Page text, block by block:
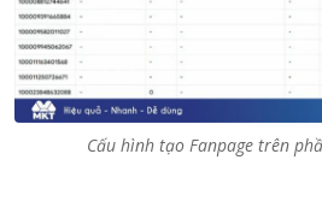
Cấu hình tạo Fanpage trên